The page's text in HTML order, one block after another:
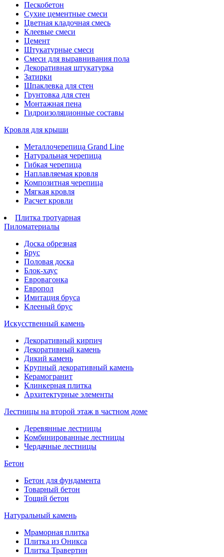
Пескобетон
Сухие цементные смеси
Цветная кладочная смесь
Клеевые смеси
Цемент
Штукатурные смеси
Смеси для выравнивания пола
Декоративная штукатурка
Затирки
Шпаклевка для стен
Грунтовка для стен
Монтажная пена
Гидроизоляционные составы
Кровля для крыши
Металлочерепица Grand Line
Натуральная черепица
Гибкая черепица
Наплавляемая кровля
Композитная черепица
Мягкая кровля
Расчет кровли
Плитка тротуарная
Пиломатериалы
Доска обрезная
Брус
Половая доска
Блок-хаус
Евровагонка
Европол
Имитация бруса
Клееный брус
Искусственный камень
Декоративный кирпич
Декоративный камень
Дикий камень
Крупный декоративный камень
Керамогранит
Клинкерная плитка
Архитектурные элементы
Лестницы на второй этаж в частном доме
Деревянные лестницы
Комбинированные лестницы
Чердачные лестницы
Бетон
Бетон для фундамента
Товарный бетон
Тощий бетон
Натуральный камень
Мраморная плитка
Плитка из Оникса
Плитка Травертин